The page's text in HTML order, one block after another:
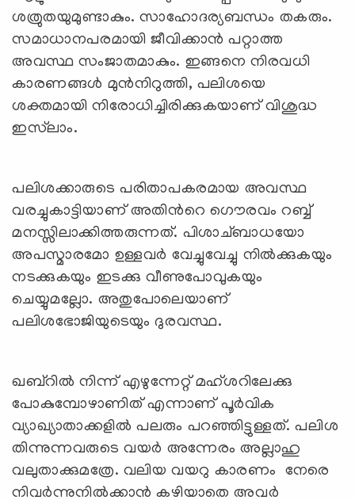
ശത്രുതയുമുണ്ടാകും. സാഹോദര്യബന്ധം തകരും.
സമാധാനപരമായി ജീവിക്കാന്‍ പറ്റാത്ത
അവസ്ഥ സംജാതമാകും. ഇങ്ങനെ നിരവധി
കാരണങ്ങള്‍ മുന്‍നിറുത്തി, പലിശയെ
ശക്തമായി നിരോധിച്ചിരിക്കുകയാണ് വിശുദ്ധ
ഇസ്‌ലാം.
പലിശക്കാരുടെ പരിതാപകരമായ അവസ്ഥ
വരച്ചുകാട്ടിയാണ് അതിന്‍റെ ഗൌരവം റബ്ബ്
മനസ്സിലാക്കിത്തരുന്നത്. പിശാച്ബാധയോ
അപസ്മാരമോ ഉള്ളവര്‍ വേച്ചുവേച്ചു നില്‍ക്കുകയും
നടക്കുകയും ഇടക്കു വീണുപോവുകയും
ചെയ്യുമല്ലോ. അതുപോലെയാണ്
പലിശഭോജിയുടെയും ദുരവസ്ഥ.
ഖബ്‌റില്‍ നിന്ന് എഴുന്നേറ്റ് മഹ്ശറിലേക്കു
പോകുമ്പോഴാണിത് എന്നാണ് പൂര്‍വിക
വ്യാഖ്യാതാക്കളില്‍ പലരും പറഞ്ഞിട്ടുള്ളത്. പലിശ
തിന്നുന്നവരുടെ വയര്‍ അന്നേരം അല്ലാഹു
വലുതാക്കുമത്രേ. വലിയ വയറു കാരണം നേരെ
നിവര്‍ന്നുനില്‍ക്കാന്‍ കഴിയാതെ അവര്‍